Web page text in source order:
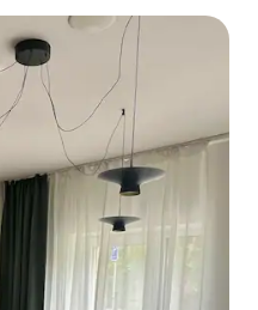
les plus aimés